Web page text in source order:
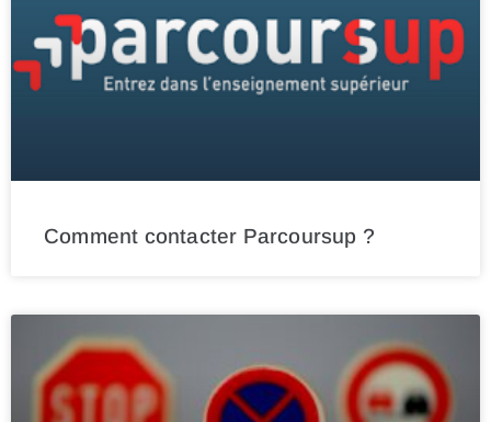
Comment contacter Parcoursup ?